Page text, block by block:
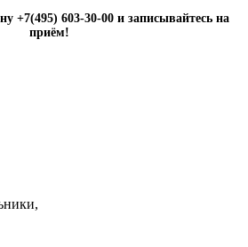
+7(495) 603-30-00 и записывайтесь на
приём!